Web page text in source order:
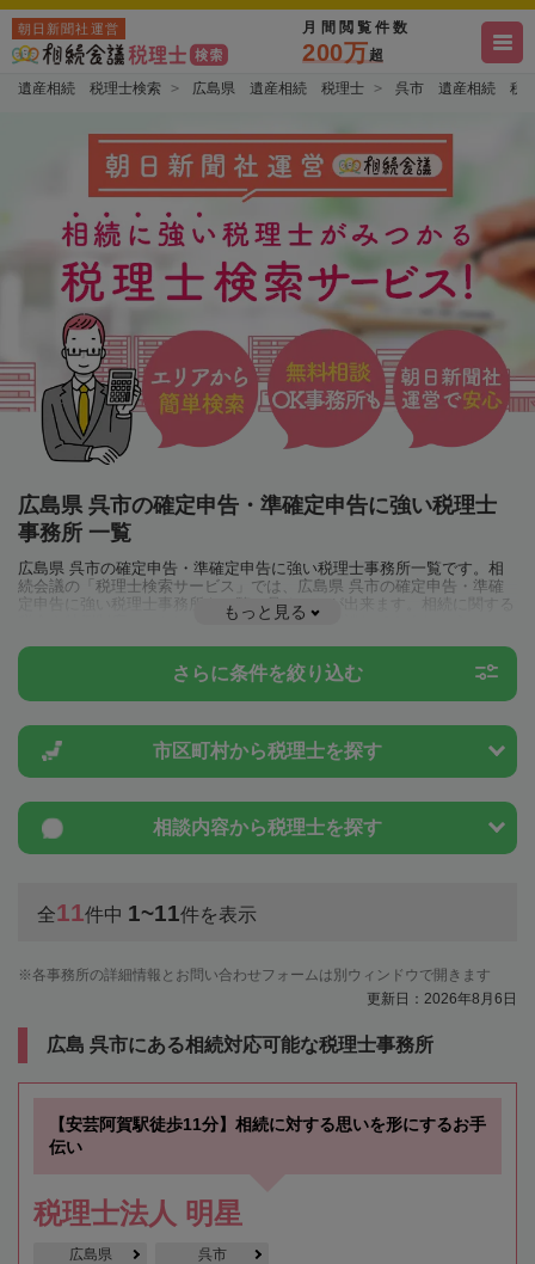
朝日新聞社運営 月間閲覧件数
200万超
遺産相続 税理士検索 広島県 遺産相続 税理士 呉市 遺産相続 税
広島県 呉市の確定申告・準確定申告に強い税理士
事務所 一覧
広島県 呉市の確定申告・準確定申告に強い税理士事務所一覧です。相
続会議の「税理士検索サービス」では、広島県 呉市の確定申告・準確
定申告に強い税理士事務所を一覧で見ることが出来ます。相続に関する
税金や特例制度のことは一度近隣の税理士に相談してみましょう。
もっと見る
さらに条件を絞り込む
市区町村から税理士を探す
相談内容から税理士を探す
全11件中 1~11件を表示
各事務所の詳細情報とお問い合わせフォームは別ウィンドウで開きます
更新日：2026年8月6日
広島 呉市にある相続対応可能な税理士事務所
【安芸阿賀駅徒歩11分】相続に対する思いを形にするお手
伝い
税理士法人 明星
広島県 呉市